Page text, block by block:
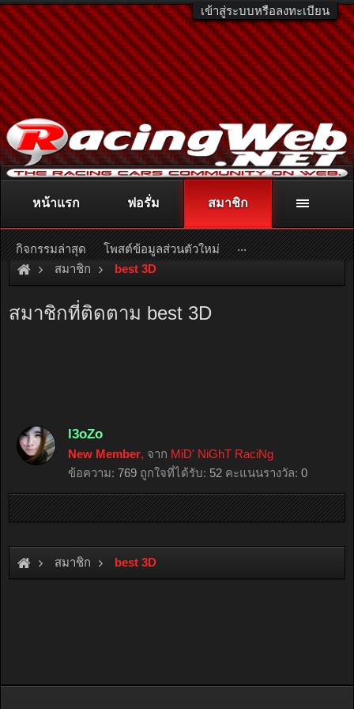
เข้าสู่ระบบหรือลงทะเบียน
ติดต่อลงโฆษณา racingweb@gmail.comหรือโทร. 081-811-1138
หรืออ่านรายละเอียดเพิ่มเติม คลิกที่นี่
สมาชิก best 3D
สมาชิกที่ติดตาม best 3D
l3oZo
New Member, จาก MiD' NiGhT RaciNg
ข้อความ: 769 ถูกใจที่ได้รับ: 52 คะแนนรางวัล: 0
สมาชิก best 3D
หน้าแรก ฟอรั่ม สมาชิก
กิจกรรมล่าสุด โพสต์ข้อมูลส่วนตัวใหม่ ...